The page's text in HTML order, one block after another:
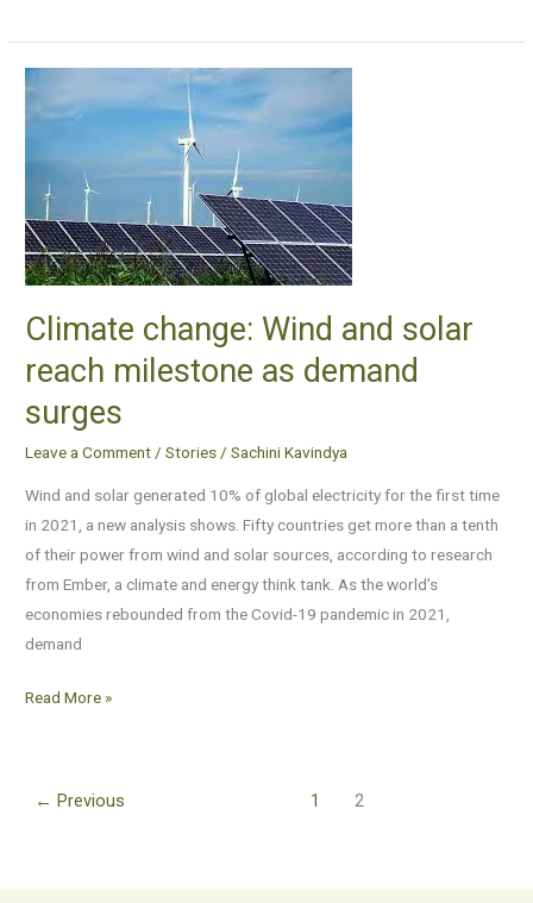
Climate change: Wind and solar
reach milestone as demand
surges
Leave a Comment /Stories /Sachini Kavindya
Wind and solar generated 10% of global electricity for the first time
in 2021, a new analysis shows. Fifty countries get more than a tenth
of their power from wind and solar sources, according to research
from Ember, a climate and energy think tank. As the world’s
economies rebounded from the Covid-19 pandemic in 2021,
demand
Climate
change:
solar
reach
milestone
as
demand
Read More »
← Previous 1 2